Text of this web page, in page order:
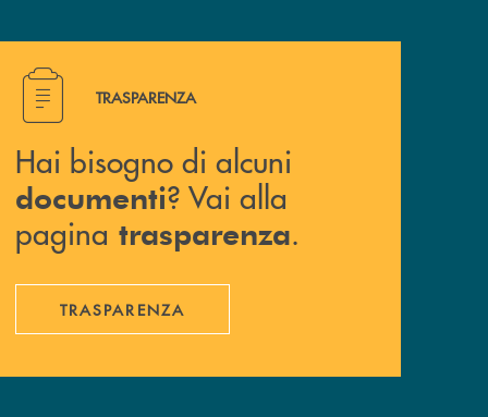
Hai bisogno di alcuni documenti ? Vai alla pagina
TRASPARENZA
Hai bisogno di alcuni
documenti? Vai alla
pagina trasparenza.
TRASPARENZA